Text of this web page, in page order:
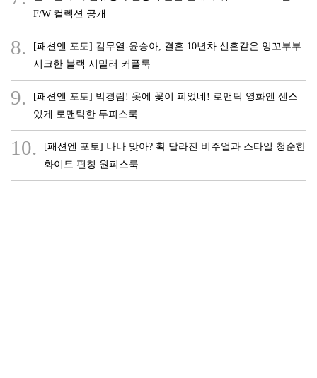
F/W 컬렉션 공개
8.
[패션엔 포토] 김무열-윤승아, 결혼 10년차 신혼같은 잉꼬부부
시크한 블랙 시밀러 커플룩
9.
[패션엔 포토] 박경림! 옷에 꽃이 피었네! 로맨틱 영화엔 센스
있게 로맨틱한 투피스룩
10.
[패션엔 포토] 나나 맞아? 확 달라진 비주얼과 스타일 청순한
화이트 펀칭 원피스룩